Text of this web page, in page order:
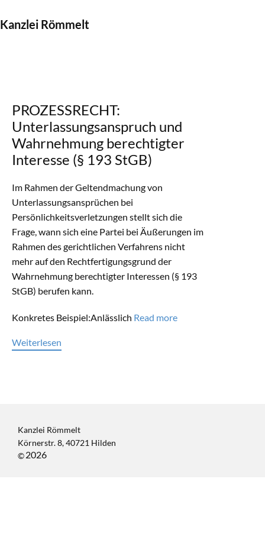
Kanzlei Römmelt
PROZESSRECHT:
Unterlassungsanspruch und
Wahrnehmung berechtigter
Interesse (§ 193 StGB)
Im Rahmen der Geltendmachung von
Unterlassungsansprüchen bei
Persönlichkeitsverletzungen stellt sich die
Frage, wann sich eine Partei bei Äußerungen im
Rahmen des gerichtlichen Verfahrens nicht
mehr auf den Rechtfertigungsgrund der
Wahrnehmung berechtigter Interessen (§ 193
StGB) berufen kann.
Konkretes Beispiel:Anlässlich Read more
Weiterlesen
Kanzlei Römmelt
Körnerstr. 8, 40721 Hilden
©2026